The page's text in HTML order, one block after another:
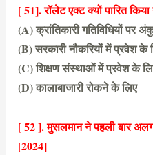
[ 51]. रॉलेट एक्ट क्यों पारित किया
(A) क्रांतिकारी गतिविधियों पर
(B) सरकारी नौकरियों में प्रवेश के
(C) शिक्षण संस्थाओं में प्रवेश के
(D) कालाबाजारी रोकने के लिए
[ 52 ]. मुसलमान ने पहली बार अलग
[2024]